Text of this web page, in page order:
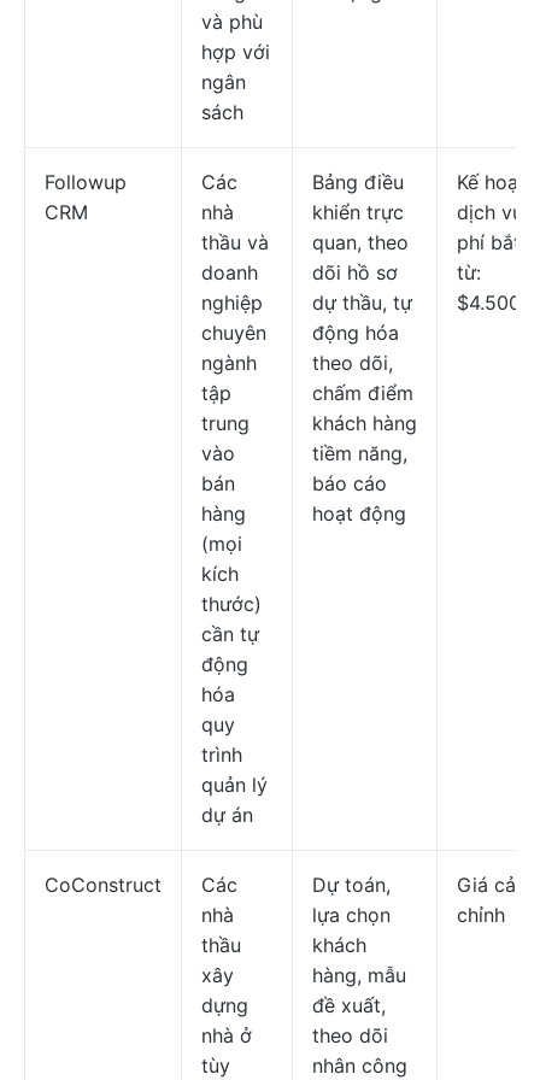
và phù
hợp với
ngân
sách
Followup
CRM
Các
nhà
thầu và
doanh
nghiệp
chuyên
ngành
tập
trung
vào
bán
hàng
(mọi
kích
thước)
cần tự
động
hóa
quy
trình
quản lý
dự án
Bảng điều
khiển trực
quan, theo
dõi hồ sơ
dự thầu, tự
động hóa
theo dõi,
chấm điểm
khách hàng
tiềm năng,
báo cáo
hoạt động
Kế hoạch
dịch vụ
phí bắt
từ:
$4.500/
CoConstruct
Các
nhà
thầu
xây
dựng
nhà ở
tùy
Dự toán,
lựa chọn
khách
hàng, mẫu
đề xuất,
theo dõi
nhân công
Giá cả
chỉnh